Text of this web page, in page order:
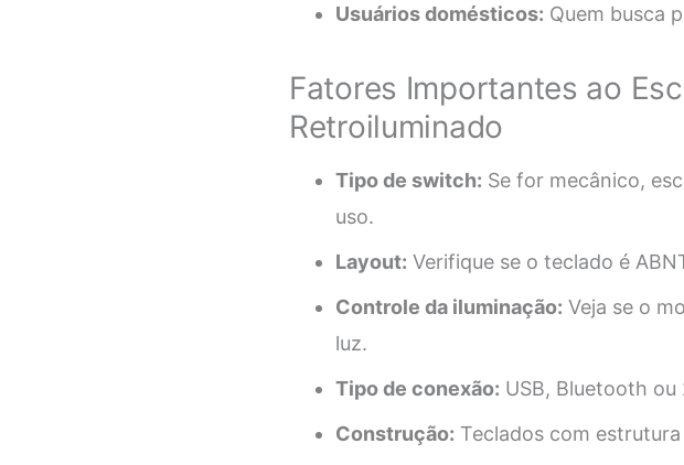
Usuários domésticos: Quem busca
Fatores Importantes ao
Retroiluminado
Tipo de switch: Se for mecânico,
uso.
Layout: Verifique se o teclado é
Controle da iluminação: Veja se o
luz.
Tipo de conexão: USB, Bluetooth
Construção: Teclados com